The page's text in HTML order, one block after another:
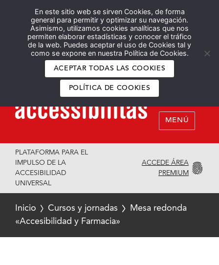
En este sitio web se sirven Cookies, de forma
general para permitir y optimizar su navegación.
Asimismo, utilizamos cookies analíticas que nos
permiten elaborar estadísticas y conocer el tráfico
de la web. Puedes aceptar el uso de Cookies tal y
como se expone en nuestra Política de Cookies.
ACEPTAR TODAS LAS COOKIES
POLÍTICA DE COOKIES
Español English
MENÚ
PLATAFORMA PARA EL
IMPULSO DE LA
ACCESIBILIDAD
UNIVERSAL
ACCEDE ÁREA
PREMIUM
Inicio Cursos y jornadas
Mesa redonda
«Accesibilidad y Farmacia»